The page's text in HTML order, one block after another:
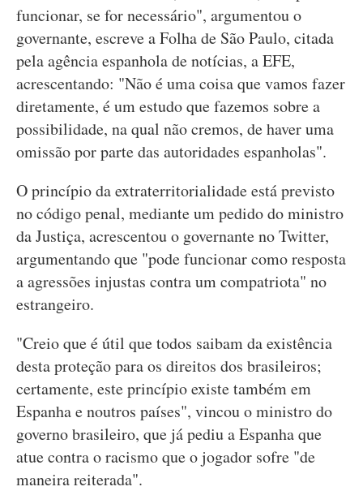
funcionar, se for necessário", argumentou o
governante, escreve a Folha de São Paulo, citada
pela agência espanhola de notícias, a EFE,
acrescentando: "Não é uma coisa que vamos fazer
diretamente, é um estudo que fazemos sobre a
possibilidade, na qual não cremos, de haver uma
omissão por parte das autoridades espanholas".
O princípio da extraterritorialidade está previsto
no código penal, mediante um pedido do ministro
da Justiça, acrescentou o governante no Twitter,
argumentando que "pode funcionar como resposta
a agressões injustas contra um compatriota" no
estrangeiro.
"Creio que é útil que todos saibam da existência
desta proteção para os direitos dos brasileiros;
certamente, este princípio existe também em
Espanha e noutros países", vincou o ministro do
governo brasileiro, que já pediu a Espanha que
atue contra o racismo que o jogador sofre "de
maneira reiterada".